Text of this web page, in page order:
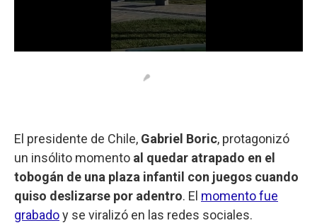
El presidente de Chile, Gabriel Boric, protagonizó
un insólito momento al quedar atrapado en el
tobogán de una plaza infantil con juegos cuando
quiso deslizarse por adentro. El momento fue
grabadoy se viralizó en las redes sociales.